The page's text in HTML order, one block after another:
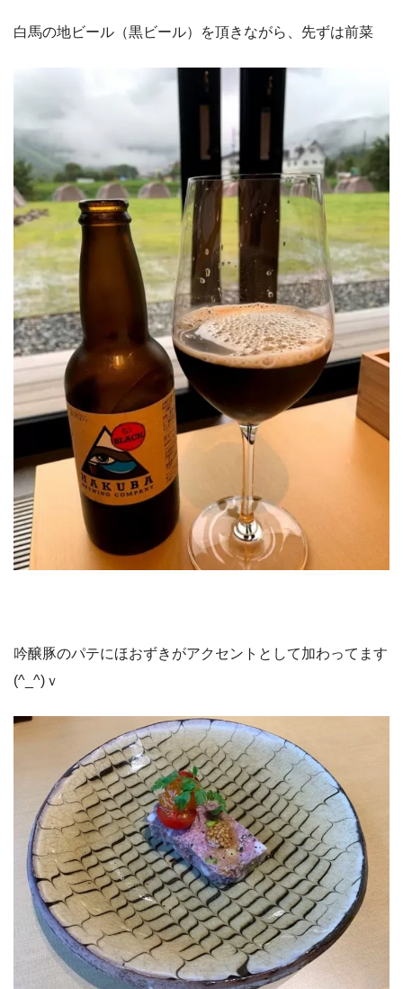
白馬の地ビール（黒ビール）を頂きながら、先ずは前菜
吟醸豚のパテにほおずきがアクセントとして加わってます
(^_^)ｖ